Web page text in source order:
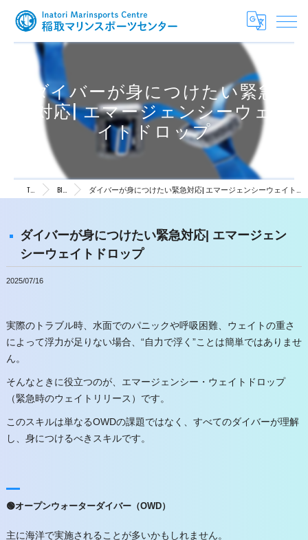
ダイバーが身につけたい緊急
対応| エマージェンシーウェ
イトドロップ
TOP Blog ダイバーが身につけたい緊急対応| エマージェンシーウェイトドロップ
ダイバーが身につけたい緊急対応| エマージェン
シーウェイトドロップ
2025/07/16
実際のトラブル時、水面でのパニックや呼吸困難、ウェイトの重さ
によって浮力が足りない場合、“自力で浮く”ことは簡単ではありませ
ん。
そんなときに役立つのが、エマージェンシー・ウェイトドロップ
（緊急時のウェイトリリース）です。
このスキルは単なるOWDの課題ではなく、すべてのダイバーが理解
し、身につけるべきスキルです。
🟢オープンウォーターダイバー（OWD）
主に海洋で実施されることが多いかもしれません。